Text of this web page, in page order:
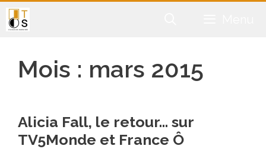
Aller
au
Mois : mars 2015
Alicia Fall, le retour… sur
TV5Monde et France Ô